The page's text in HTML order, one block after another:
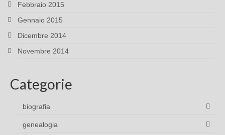
Febbraio 2015
Gennaio 2015
Dicembre 2014
Novembre 2014
Categorie
biografia
genealogia